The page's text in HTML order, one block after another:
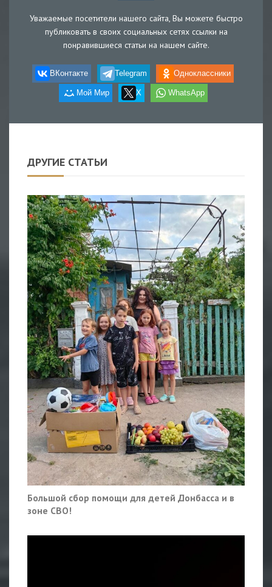
Уважаемые посетители нашего сайта, Вы можете быстро
публиковать в своих социальных сетях ссылки на
понравившиеся статьи на нашем сайте.
ВКонтакте Telegram Одноклассники
Мой Мир X WhatsApp
ДРУГИЕ СТАТЬИ
Большой сбор помощи для детей Донбасса и в
зоне СВО!